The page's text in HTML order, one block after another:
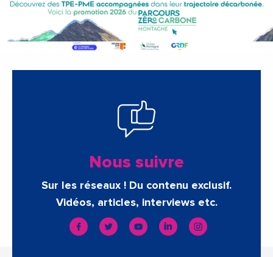
Nous suivre
Sur les réseaux ! Du contenu exclusif.
Vidéos, articles, interviews etc.